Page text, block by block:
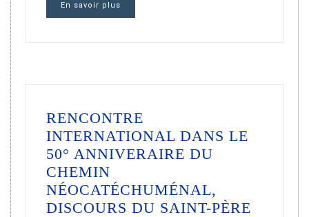
En savoir plus
RENCONTRE
INTERNATIONAL DANS LE
50° ANNIVERAIRE DU
CHEMIN
NÉOCATÉCHUMÉNAL,
DISCOURS DU SAINT-PÈRE